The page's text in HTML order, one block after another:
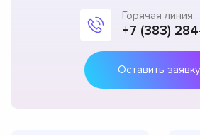
Горячая линия:
+7 (383)
Оставить заявку